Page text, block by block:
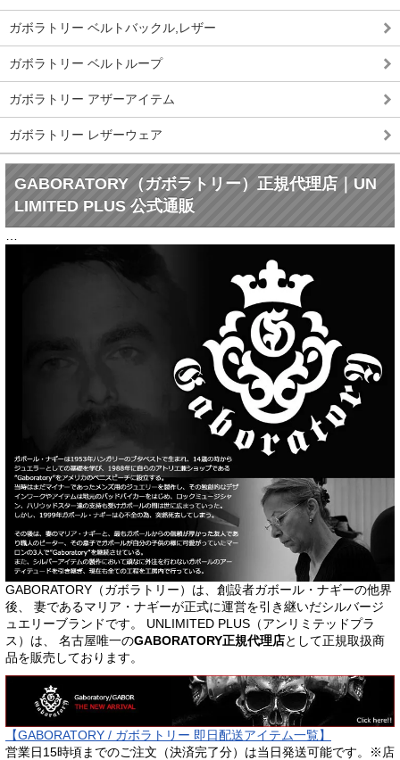
ガボラトリー ベルトバックル,レザー
ガボラトリー ベルトループ
ガボラトリー アザーアイテム
ガボラトリー レザーウェア
GABORATORY（ガボラトリー）正規代理店｜UN
LIMITED PLUS 公式通販
GABORATORY（ガボラトリー）は、創設者ガボール・ナギーの他界
後、 妻であるマリア・ナギーが正式に運営を引き継いだシルバージ
ュエリーブランドです。 UNLIMITED PLUS（アンリミテッドプラ
ス）は、 名古屋唯一のGABORATORY正規代理店として正規取扱商
品を販売しております。
【GABORATORY / ガボラトリー 即日配送アイテム一覧】
営業日15時頃までのご注文（決済完了分）は当日発送可能です。※店